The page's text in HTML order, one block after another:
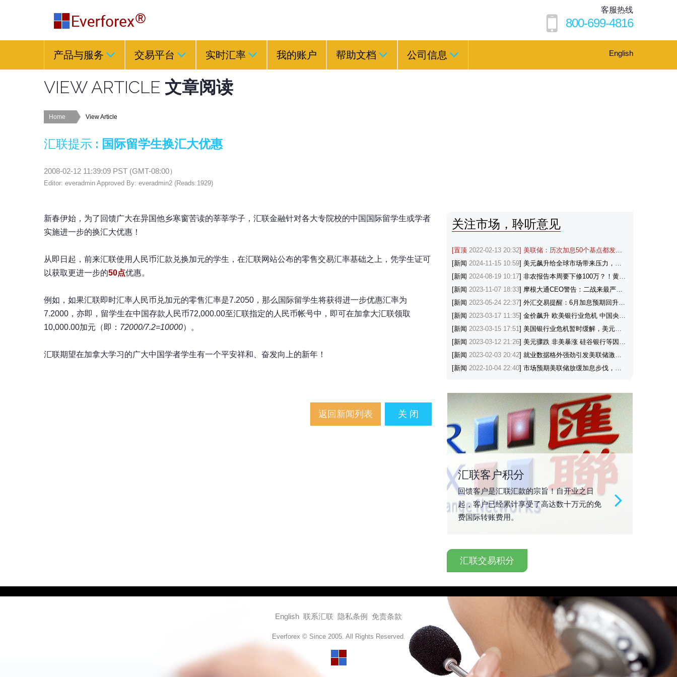
客服热线
800-699-4816
产品与服务 交易平台 实时汇率 我的账户 帮助文档 公司信息 English
VIEW ARTICLE 文章阅读
Home View Article
汇联提示 : 国际留学生换汇大优惠
2008-02-12 11:39:09 PST (GMT-08:00）
Editor: everadmin Approved By: everadmin2 (Reads:1929)
新春伊始，为了回馈广大在异国他乡寒窗苦读的莘莘学子，汇联金融针对各大专院校的中国国际留学生或学者
实施进一步的换汇大优惠！
从即日起，前来汇联使用人民币汇款兑换加元的学生，在汇联网站公布的零售交易汇率基础之上，凭学生证可
以获取更进一步的50点优惠。
例如，如果汇联即时汇率人民币兑加元的零售汇率是7.2050，那么国际留学生将获得进一步优惠汇率为
7.2000，亦即，留学生在中国存款人民币72,000.00至汇联指定的人民币帐号中，即可在加拿大汇联领取
10,000.00加元（即： 72000/7.2=10000）。
汇联期望在加拿大学习的广大中国学者学生有一个平安祥和、奋发向上的新年！
返回新闻列表 关 闭
关注市场，聆听意见
[置顶 2022-02-13 20:32] 美联储：历次加息50个基点都发生了什么？
[新闻 2024-11-15 10:59] 美元飙升给全球市场带来压力，涨势能否延续？
[新闻 2024-08-19 10:17] 非农报告本周要下修100万？！黄金与美元会如何反应？
[新闻 2023-11-07 18:33] 摩根大通CEO警告：二战来最严重的全球危机或将来临，因俄乌冲突和中东冲突持续
[新闻 2023-05-24 22:37] 外汇交易提醒：6月加息预期回升+投资者寻求避险，美元刷新逾两个月高点
[新闻 2023-03-17 11:35] 金价飙升 欧美银行业危机 中国央行降准支持避险黄金
[新闻 2023-03-15 17:51] 美国银行业危机暂时缓解，美元和美联储政策前景机构怎么看？
[新闻 2023-03-12 21:26] 美元骤跌 非美暴涨 硅谷银行等因素推动金价突破1880，机构看涨
[新闻 2023-02-03 20:42] 就业数据格外强劲引发美联储激进行动担忧，美元创近四个半月最佳单日表现
[新闻 2022-10-04 22:40] 市场预期美联储放缓加息步伐，金价触及三周高位，OPEC+将减产助力油价大涨近4%
汇联客户积分
回馈客户是汇联汇款的宗旨！自开业之日
起，客户已经累计享受了高达数十万元的免
费国际转账费用。
汇联交易积分
English 联系汇联 隐私条例 免责条款
Everforex © Since 2005. All Rights Reserved.